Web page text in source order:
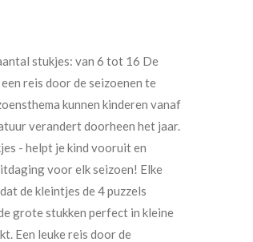
stukjes: van 6 tot 16 De
reis door de seizoenen te
kunnen kinderen vanaf
verandert doorheen het jaar.
- helpt je kind vooruit en
voor elk seizoen! Elke
de kleintjes de 4 puzzels
grote stukken perfect in kleine
Een leuke reis door de